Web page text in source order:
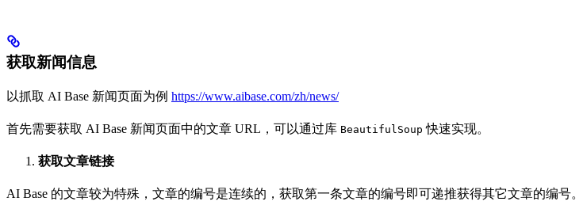
获取新闻信息
以抓取 AI Base 新闻页面为例 https://www.aibase.com/zh/news/
首先需要获取 AI Base 新闻页面中的文章 URL，可以通过库 BeautifulSoup 快速实现。
获取文章链接
AI Base 的文章较为特殊，文章的编号是连续的，获取第一条文章的编号即可递推获得其它文章的编号。